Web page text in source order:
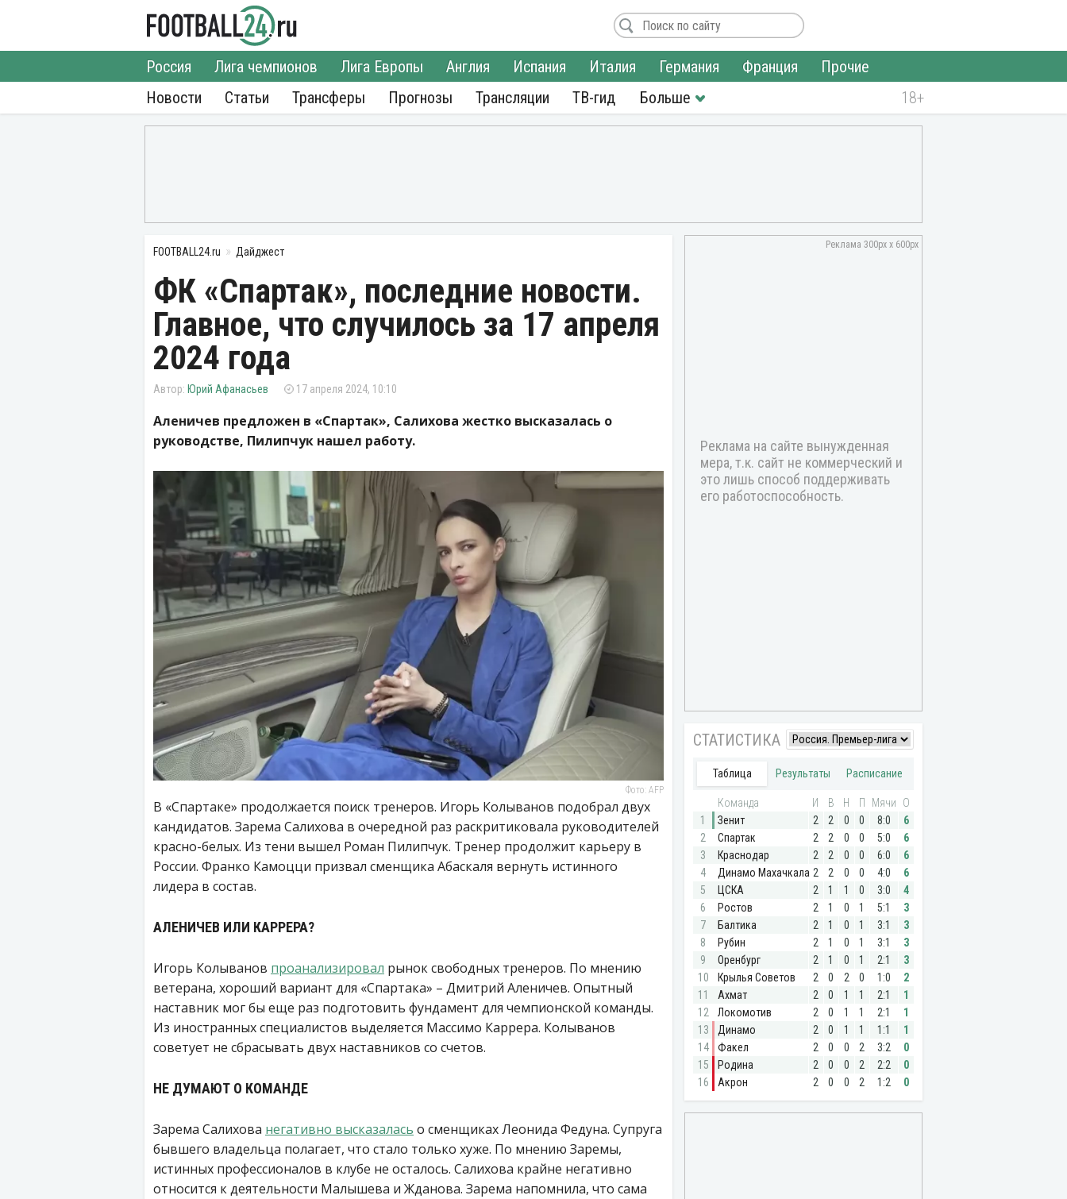
Новости
Россия Лига чемпионов Лига Европы Англия Испания Италия Германия Франция
Прочие
Статьи
Трансферы Прогнозы Трансляции ТВ-гид
FOOTBALL24.ru Дайджест
ФК «Спартак», последние новости.
Главное, что случилось за 17 апреля
2024 года
Юрий Афанасьев 17 апреля 2024, 10:10
Аленичев предложен в «Спартак», Салихова жестко высказалась о
руководстве, Пилипчук нашел работу.
Фото: AFP
В «Спартаке» продолжается поиск тренеров. Игорь Колыванов подобрал двух
кандидатов. Зарема Салихова в очередной раз раскритиковала руководителей
красно-белых. Из тени вышел Роман Пилипчук. Тренер продолжит карьеру в
России. Франко Камоцци призвал сменщика Абаскаля вернуть истинного
лидера в состав.
АЛЕНИЧЕВ ИЛИ КАРРЕРА?
Игорь Колыванов проанализировал рынок свободных тренеров. По мнению
ветерана, хороший вариант для «Спартака» – Дмитрий Аленичев. Опытный
наставник мог бы еще раз подготовить фундамент для чемпионской команды.
Из иностранных специалистов выделяется Массимо Каррера. Колыванов
советует не сбрасывать двух наставников со счетов.
НЕ ДУМАЮТ О КОМАНДЕ
Зарема Салихова негативно высказалась о сменщиках Леонида Федуна. Супруга
бывшего владельца полагает, что стало только хуже. По мнению Заремы,
истинных профессионалов в клубе не осталось. Салихова крайне негативно
относится к деятельности Малышева и Жданова. Зарема напомнила, что сама